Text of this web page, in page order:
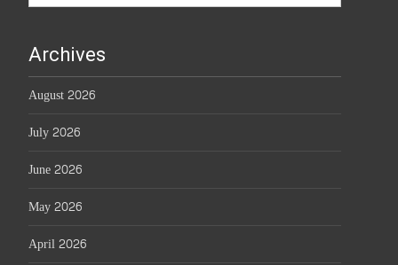
Archives
August 2026
July 2026
June 2026
May 2026
April 2026